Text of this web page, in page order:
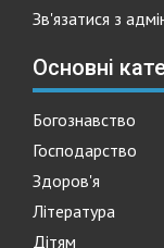
Зв'язатися з
Основні
Богознавство
Господарство
Здоров'я
Література
Дітям